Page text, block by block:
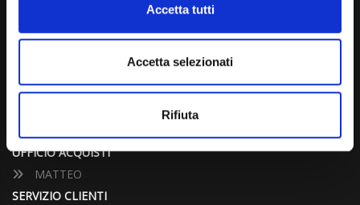
Accetta tutti
Accetta selezionati
Rifiuta
CONTATTA UN CONSULENTE
UFFICIO VENDITE
UFFICIO ACQUISTI
MATTEO
SERVIZIO CLIENTI